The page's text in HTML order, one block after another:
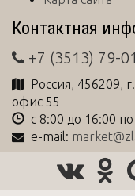
Контактная
+7 (3513) 79-
Россия, 456209, г.
офис 55
с 8:00 до 16:00
e-mail: